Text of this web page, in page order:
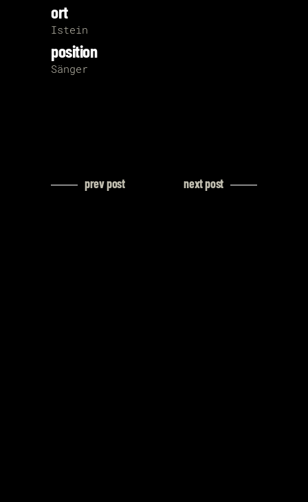
ort
Istein
position
Sänger
prev post next post